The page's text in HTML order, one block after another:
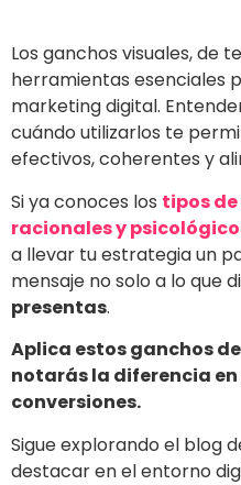
Los ganchos visuales, de
herramientas esenciales
marketing digital.
cuándo utilizarlos te
efectivos, coherentes y
Si ya conoces los tipos
racionales y
a llevar tu estrategia un
mensaje no solo a lo que
presentas.
Aplica estos ganchos
notarás la diferencia
conversiones.
Sigue explorando el blog
destacar en el entorno